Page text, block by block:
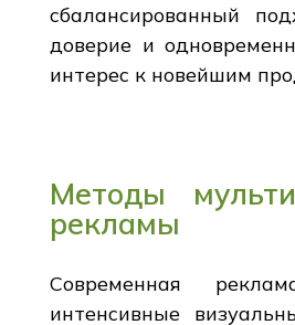
сбалансированный
доверие и
интерес к новейшим
Методы
рекламы
Современная
интенсивные